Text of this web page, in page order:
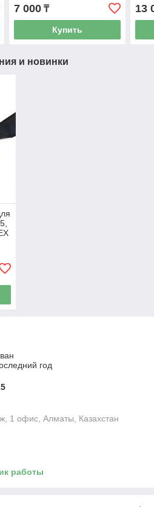
7 000₸
Купить
13
и новинки
год
1 офис, Алматы, Казахстан
работы